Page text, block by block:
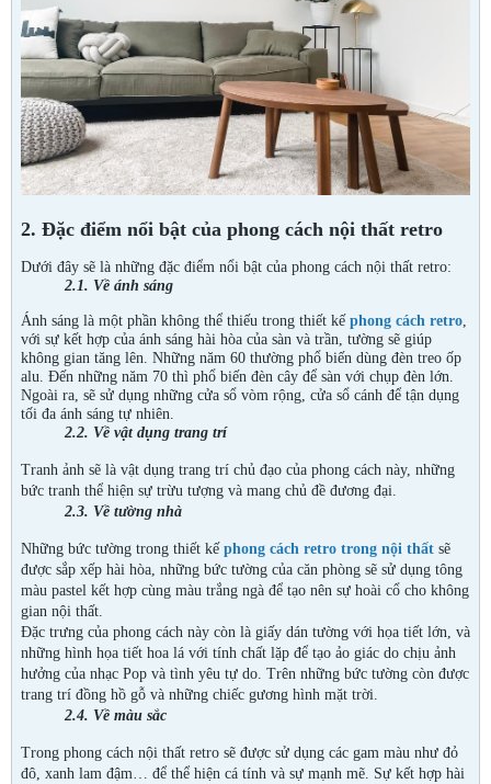
2. Đặc điểm nổi bật của phong cách nội thất retro
Dưới đây sẽ là những đặc điểm nổi bật của phong cách nội thất retro:
2.1. Về ánh sáng
Ánh sáng là một phần không thể thiếu trong thiết kế phong cách retro
với sự kết hợp của ánh sáng hài hòa của sàn và trần, tường sẽ giúp
không gian tăng lên. Những năm 60 thường phổ biến dùng đèn treo ốp
alu. Đến những năm 70 thì phổ biến đèn cây để sàn với chụp đèn lớn.
Ngoài ra, sẽ sử dụng những cửa sổ vòm rộng, cửa sổ cánh để tận dụng
tối đa ánh sáng tự nhiên.
2.2. Về vật dụng trang trí
Tranh ảnh sẽ là vật dụng trang trí chủ đạo của phong cách này, những
bức tranh thể hiện sự trừu tượng và mang chủ đề đương đại.
2.3. Về tường nhà
Những bức tường trong thiết kế phong cách retro trong nội thất sẽ
được sắp xếp hài hòa, những bức tường của căn phòng sẽ sử dụng tông
màu pastel kết hợp cùng màu trắng ngà để tạo nên sự hoài cổ cho không
gian nội thất.
Đặc trưng của phong cách này còn là giấy dán tường với họa tiết lớn, và
những hình họa tiết hoa lá với tính chất lặp để tạo ảo giác do chịu ảnh
hưởng của nhạc Pop và tình yêu tự do. Trên những bức tường còn được
trang trí đồng hồ gỗ và những chiếc gương hình mặt trời.
2.4. Về màu sắc
Trong phong cách nội thất retro sẽ được sử dụng các gam màu như đỏ
đô, xanh lam đậm… để thể hiện cá tính và sự mạnh mẽ. Sự kết hợp hài